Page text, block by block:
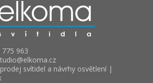
963
elkoma.cz
svítidel a návrhy osvětlení |